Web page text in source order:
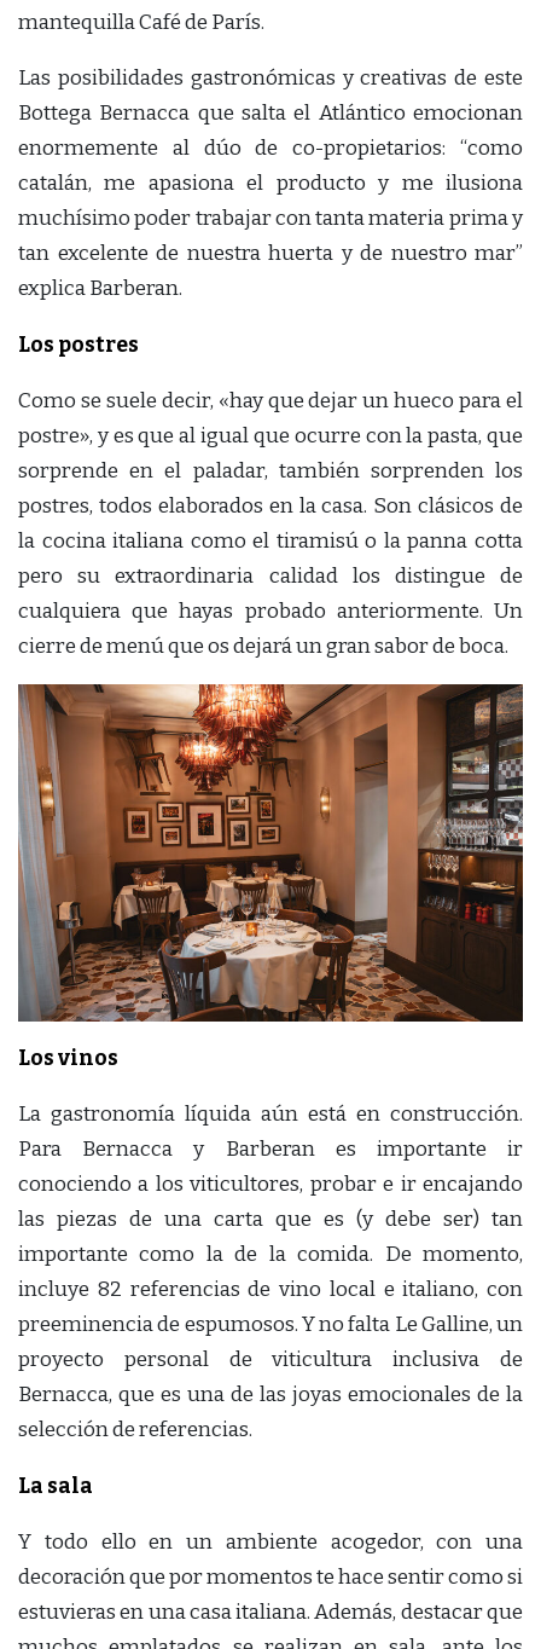
mantequilla Café de París.
Las posibilidades gastronómicas y creativas de este
Bottega Bernacca que salta el Atlántico emocionan
enormemente al dúo de co-propietarios: “como
catalán, me apasiona el producto y me ilusiona
muchísimo poder trabajar con tanta materia prima y
tan excelente de nuestra huerta y de nuestro mar”
explica Barberan.
Los postres
Como se suele decir, «hay que dejar un hueco para el
postre», y es que al igual que ocurre con la pasta, que
sorprende en el paladar, también sorprenden los
postres, todos elaborados en la casa. Son clásicos de
la cocina italiana como el tiramisú o la panna cotta
pero su extraordinaria calidad los distingue de
cualquiera que hayas probado anteriormente. Un
cierre de menú que os dejará un gran sabor de boca.
Los vinos
La gastronomía líquida aún está en construcción.
Para Bernacca y Barberan es importante ir
conociendo a los viticultores, probar e ir encajando
las piezas de una carta que es (y debe ser) tan
importante como la de la comida. De momento,
incluye 82 referencias de vino local e italiano, con
preeminencia de espumosos. Y no falta Le Galline, un
proyecto personal de viticultura inclusiva de
Bernacca, que es una de las joyas emocionales de la
selección de referencias.
La sala
Y todo ello en un ambiente acogedor, con una
decoración que por momentos te hace sentir como si
estuvieras en una casa italiana. Además, destacar que